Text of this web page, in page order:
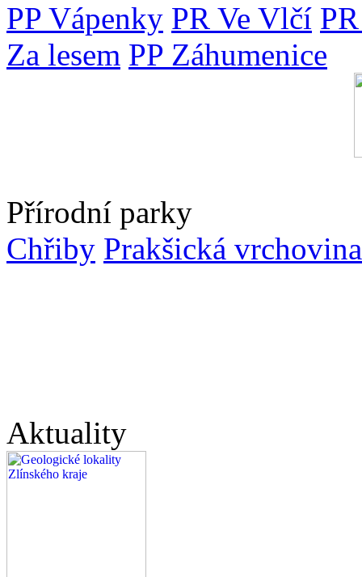
PP Vápenky PR Ve Vlčí
Za lesem PP Záhumenice
Přírodní parky
Chřiby Prakšická vrchovina
Aktuality